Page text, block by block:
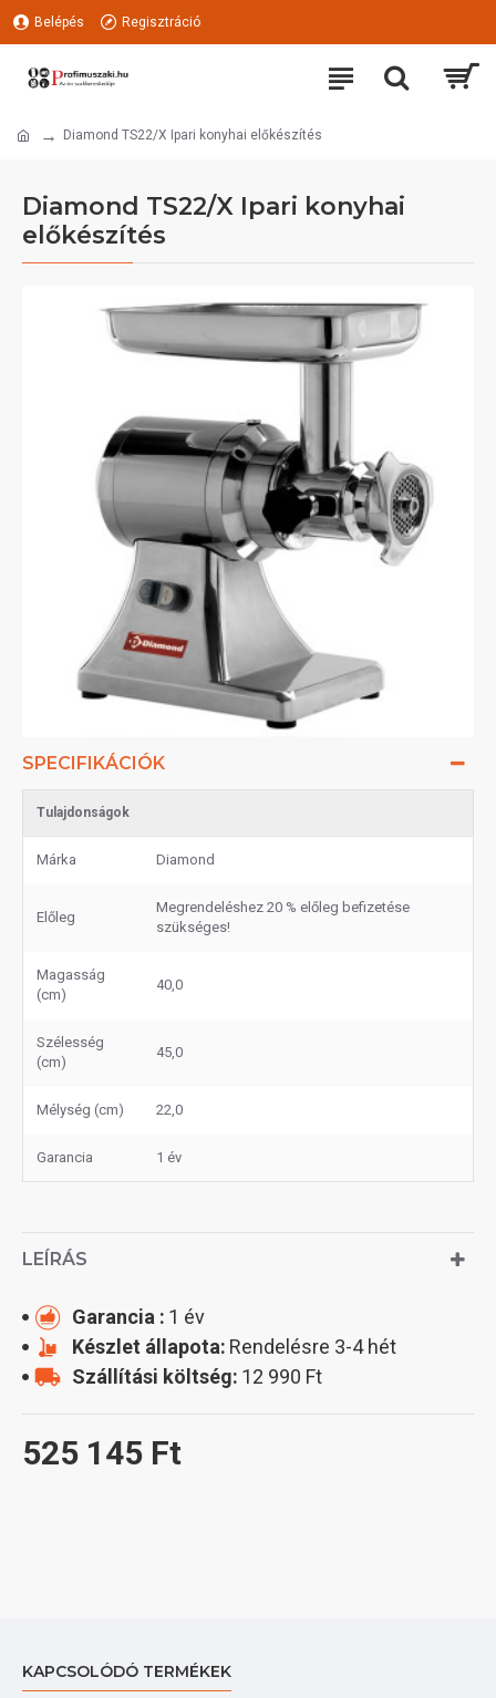
Belépés Regisztráció
Diamond TS22/X Ipari konyhai előkészítés
Diamond TS22/X Ipari konyhai
előkészítés
SPECIFIKÁCIÓK
Tulajdonságok
Márka Diamond
Előleg
Megrendeléshez 20 % előleg befizetése
szükséges!
Magasság
(cm)
40,0
Szélesség
(cm)
45,0
Mélység (cm) 22,0
Garancia 1 év
LEÍRÁS
525 145 Ft
Garancia : 1 év
Készlet állapota: Rendelésre 3-4 hét
Szállítási költség: 12 990 Ft
KAPCSOLÓDÓ TERMÉKEK